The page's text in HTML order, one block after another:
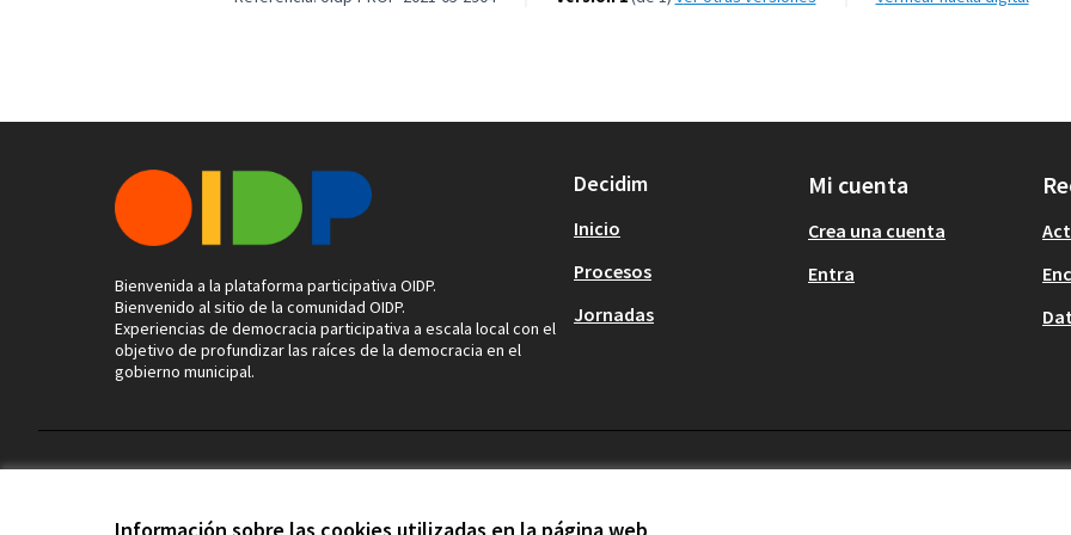
Información sobre las cookies utilizadas en la página web
Bienvenida a la plataforma participativa OIDP.
Bienvenido al sitio de la comunidad OIDP.
Experiencias de democracia participativa a escala local con el
objetivo de profundizar las raíces de la democracia en el
gobierno municipal.
Decidim
Inicio
Procesos
Jornadas
Mi cuenta
Crea una cuenta
Entra